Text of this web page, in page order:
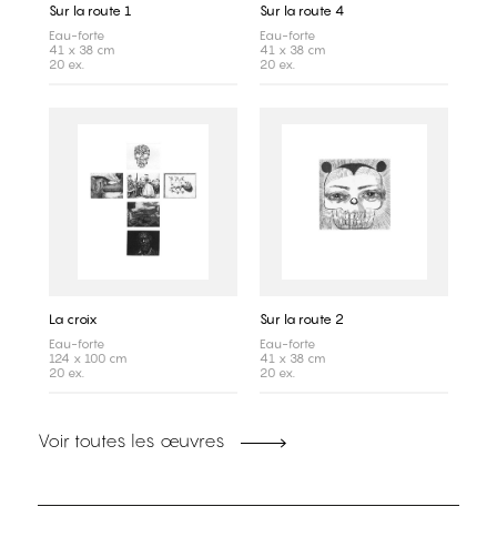
Sur la route 1
Eau-forte
41 x 38 cm
20 ex.
Sur la route 4
Eau-forte
41 x 38 cm
20 ex.
La croix
Eau-forte
124 x 100 cm
20 ex.
Sur la route 2
Eau-forte
41 x 38 cm
20 ex.
Voir toutes les œuvres